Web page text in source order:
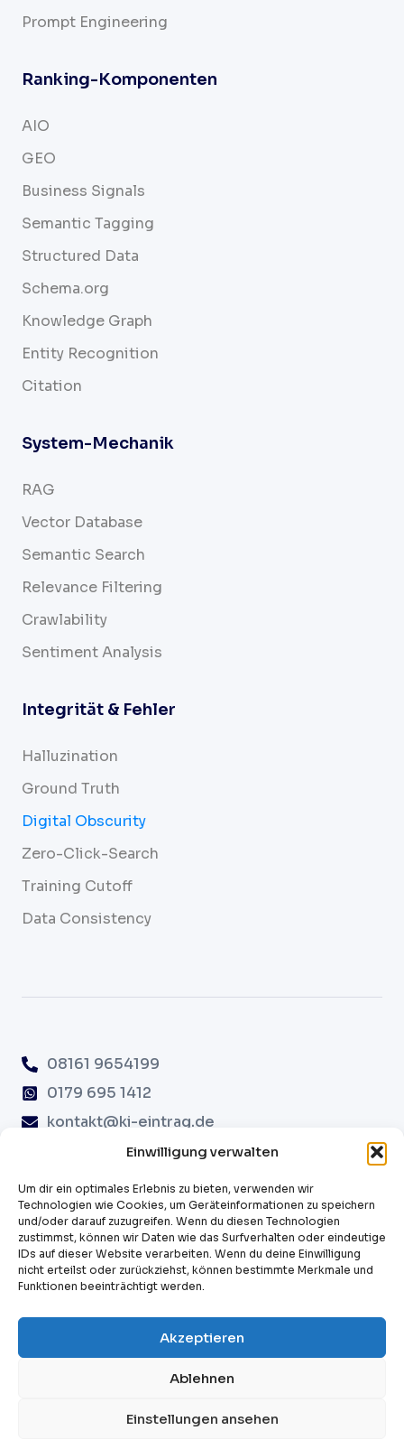
Einwilligung verwalten
Um dir ein optimales Erlebnis zu bieten, verwenden wir
Technologien wie Cookies, um Geräteinformationen zu speichern
und/oder darauf zuzugreifen. Wenn du diesen Technologien
zustimmst, können wir Daten wie das Surfverhalten oder eindeutige
IDs auf dieser Website verarbeiten. Wenn du deine Einwilligung
nicht erteilst oder zurückziehst, können bestimmte Merkmale und
Funktionen beeinträchtigt werden.
Akzeptieren
Ablehnen
Einstellungen ansehen
Prompt Engineering
Ranking-Komponenten
AIO
GEO
Business Signals
Semantic Tagging
Structured Data
Schema.org
Knowledge Graph
Entity Recognition
Citation
System-Mechanik
RAG
Vector Database
Semantic Search
Relevance Filtering
Crawlability
Sentiment Analysis
Integrität & Fehler
Halluzination
Ground Truth
Digital Obscurity
Zero-Click-Search
Training Cutoff
Data Consistency
08161 9654199
0179 695 1412
kontakt@ki-eintrag.de
Erdinger Str. 82A, 85356 Freising
Cookie-Richtlinie
Sitemap
AGB
Datenschutz
Gewerbetreibende und Selbstständige.
Copyright © 2026ki-eintrag.deist ein Projekt von